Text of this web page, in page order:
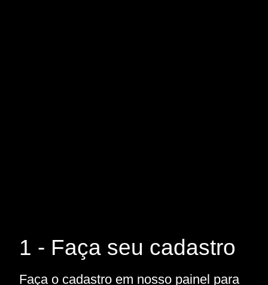
1 - Faça seu cadastro
Faça o cadastro em nosso painel para